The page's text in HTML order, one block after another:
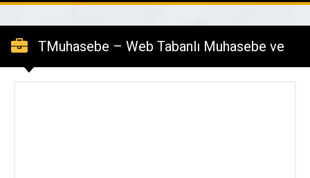
TMuhasebe – Web Tabanlı Muhasebe ve